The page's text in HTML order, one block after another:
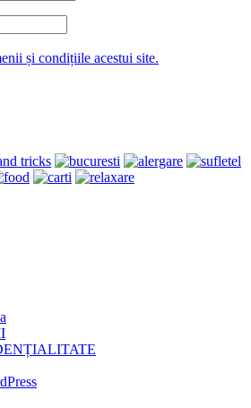
și condițiile acestui site.